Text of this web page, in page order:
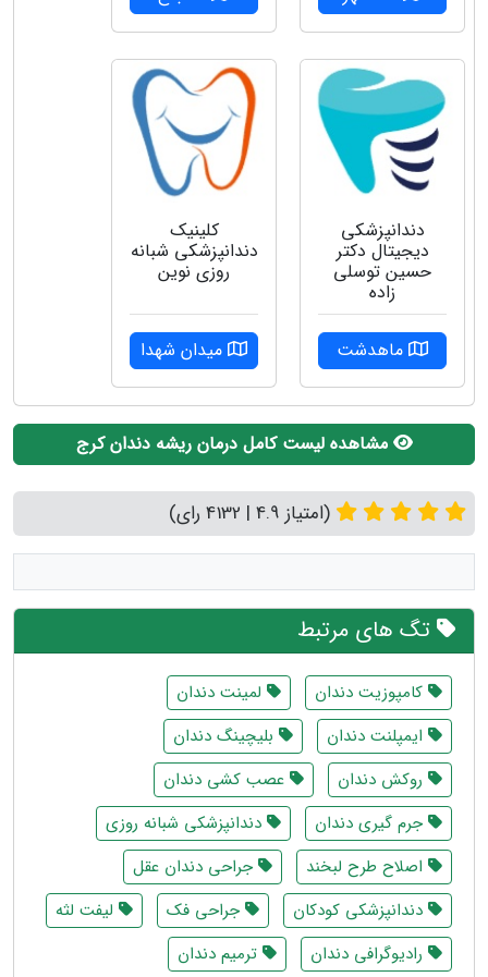
دندانپزشکی
دیجیتال دکتر
حسین توسلی
زاده
ماهدشت
کلینیک
دندانپزشکی شبانه
روزی نوین
میدان شهدا
مشاهده لیست کامل درمان ریشه دندان کرج
(امتیاز 4.9 | 4132 رای)
تگ های مرتبط
کامپوزیت دندان
لمینت دندان
ایمپلنت دندان
بلیچینگ دندان
روکش دندان
عصب کشی دندان
جرم گیری دندان
دندانپزشکی شبانه روزی
اصلاح طرح لبخند
جراحی دندان عقل
دندانپزشکی کودکان
جراحی فک
لیفت لثه
رادیوگرافی دندان
ترمیم دندان